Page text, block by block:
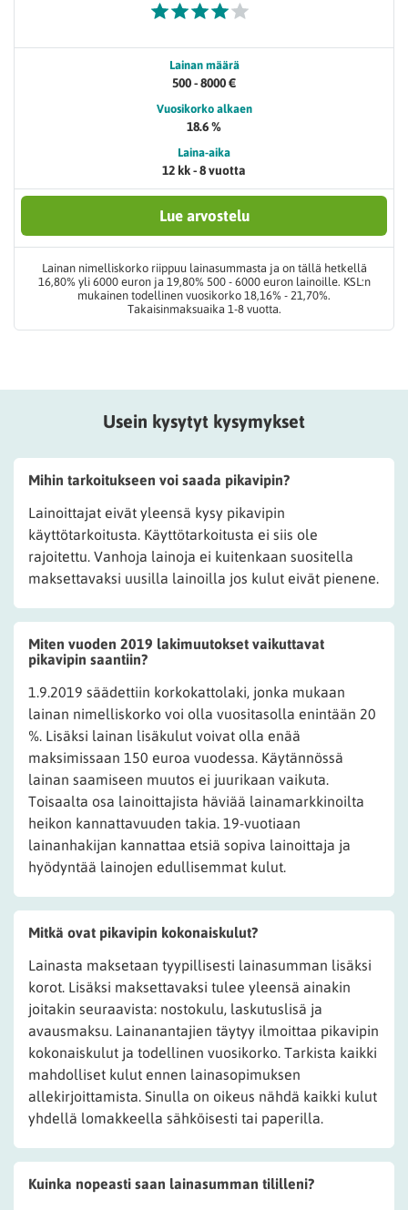
Lainan määrä
500 - 8000 €
Vuosikorko alkaen
18.6 %
Laina-aika
12 kk - 8 vuotta
Lue arvostelu
Lainan nimelliskorko riippuu lainasummasta ja on tällä hetkellä
16,80% yli 6000 euron ja 19,80% 500 - 6000 euron lainoille. KSL:n
mukainen todellinen vuosikorko 18,16% - 21,70%.
Takaisinmaksuaika 1-8 vuotta.
Usein kysytyt kysymykset
Mihin tarkoitukseen voi saada pikavipin?
Lainoittajat eivät yleensä kysy pikavipin
käyttötarkoitusta. Käyttötarkoitusta ei siis ole
rajoitettu. Vanhoja lainoja ei kuitenkaan suositella
maksettavaksi uusilla lainoilla jos kulut eivät pienene.
Miten vuoden 2019 lakimuutokset vaikuttavat
pikavipin saantiin?
1.9.2019 säädettiin korkokattolaki, jonka mukaan
lainan nimelliskorko voi olla vuositasolla enintään 20
%. Lisäksi lainan lisäkulut voivat olla enää
maksimissaan 150 euroa vuodessa. Käytännössä
lainan saamiseen muutos ei juurikaan vaikuta.
Toisaalta osa lainoittajista häviää lainamarkkinoilta
heikon kannattavuuden takia. 19-vuotiaan
lainanhakijan kannattaa etsiä sopiva lainoittaja ja
hyödyntää lainojen edullisemmat kulut.
Mitkä ovat pikavipin kokonaiskulut?
Lainasta maksetaan tyypillisesti lainasumman lisäksi
korot. Lisäksi maksettavaksi tulee yleensä ainakin
joitakin seuraavista: nostokulu, laskutuslisä ja
avausmaksu. Lainanantajien täytyy ilmoittaa pikavipin
kokonaiskulut ja todellinen vuosikorko. Tarkista kaikki
mahdolliset kulut ennen lainasopimuksen
allekirjoittamista. Sinulla on oikeus nähdä kaikki kulut
yhdellä lomakkeella sähköisesti tai paperilla.
Kuinka nopeasti saan lainasumman tililleni?